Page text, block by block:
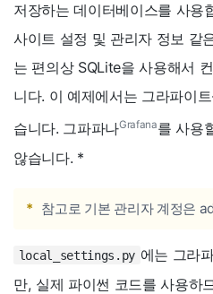
저장하는 데이터베이스를 사용
사이트 설정 및 관리자 정보 같
는 편의상 SQLite을 사용해서
니다. 이 예제에서는 그라파이
습니다. 그파파나Grafana를 사용
않습니다. *
* 참고로 기본 관리자 계정은
local_settings.py 에는 그라
만, 실제 파이썬 코드를 사용하